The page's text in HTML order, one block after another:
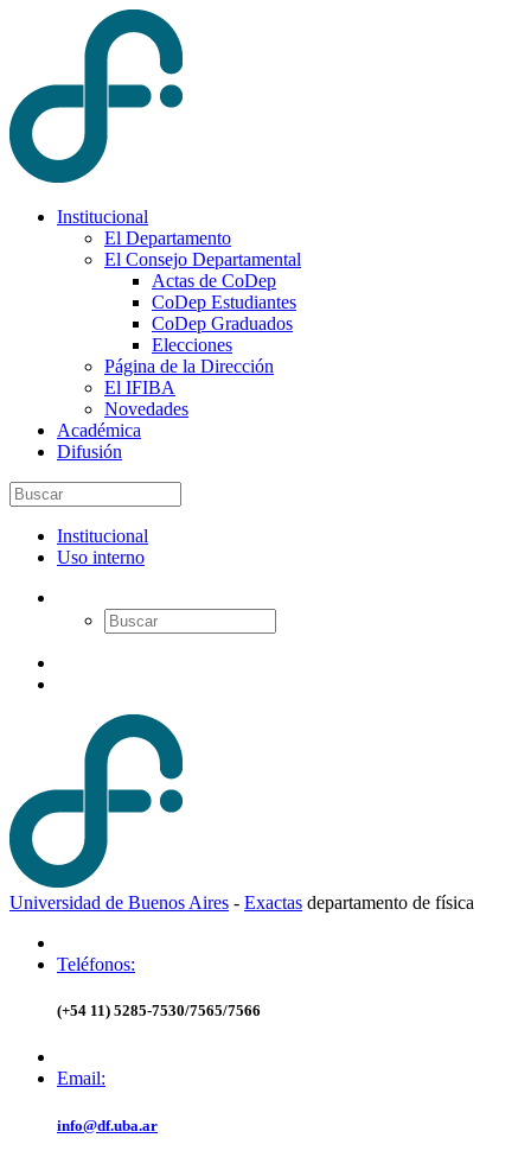
Institucional
El Departamento
El Consejo Departamental
Actas de CoDep
CoDep Estudiantes
CoDep Graduados
Elecciones
Página de la Dirección
El IFIBA
Novedades
Académica
Difusión
Institucional
Uso interno
Universidad de Buenos Aires - Exactas departamento de física
Teléfonos:
(+54 11) 5285-7530/7565/7566
Email:
info@df.uba.ar